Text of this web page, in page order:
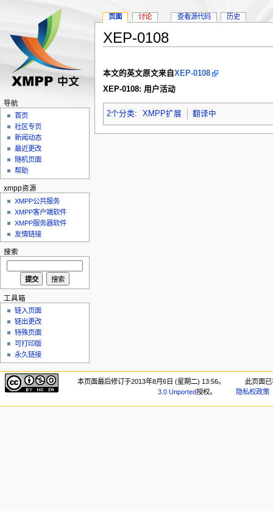
XEP-0108
本文的英文原文来自 XEP-0108
XEP-0108: 用户活动
2个分类: XMPP扩展 翻译中
页面 讨论 查看源代码 历史
导航
首页
社区专页
新闻动态
最近更改
随机页面
帮助
xmpp资源
XMPP公共服务
XMPP客户端软件
XMPP服务器软件
友情链接
搜索
工具箱
链入页面
链出更改
特殊页面
可打印版
永久链接
本页面最后修订于2013年8月6日 (星期二) 13:56。
此页面
3.0 Unported授权。 隐私权政策